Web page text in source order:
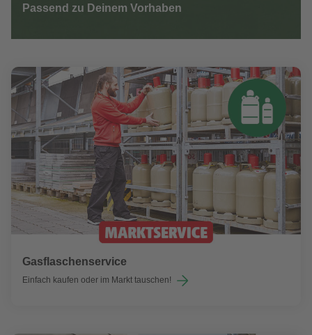
Passend zu Deinem Vorhaben
Gasflaschenservice
Einfach kaufen oder im Markt tauschen!